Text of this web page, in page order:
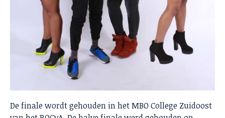
De finale wordt gehouden in het MBO College Zuidoost